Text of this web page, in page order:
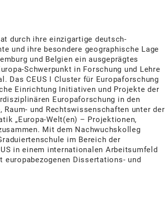
durch ihre einzigartige deutsch-
und ihre besondere geographische Lage
und Belgien ein ausgeprägtes
Schwerpunkt in Forschung und Lehre
Das CEUS ⅼ Cluster für Europaforschung
Einrichtung Initiativen und Projekte der
Europaforschung in den
Raum- und Rechtswissenschaften unter der
„Europa-Welt(en) – Projektionen,
Mit dem Nachwuchskolleg
im Bereich der
in einem internationalen Arbeitsumfeld
europabezogenen Dissertations- und